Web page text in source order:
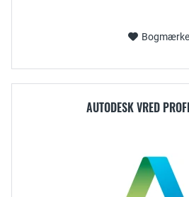
Bogmærke
AUTODESK VRED